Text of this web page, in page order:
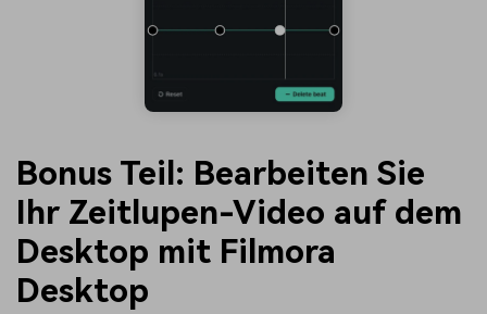
Bonus Teil: Bearbeiten Sie
Ihr Zeitlupen-Video auf dem
Desktop mit Filmora
Desktop